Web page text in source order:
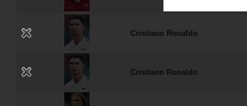
Cristiano Ronaldo
Cristiano Ronaldo